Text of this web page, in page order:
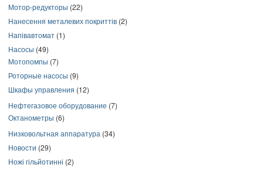
Мотор-редукторы (22)
Нанесення металевих покриттів (2)
Напівавтомат (1)
Насосы (49)
Мотопомпы (7)
Роторные насосы (9)
Шкафы управления (12)
Нефтегазовое оборудование (7)
Октанометры (6)
Низковольтная аппаратура (34)
Новости (29)
Ножі гільйотинні (2)